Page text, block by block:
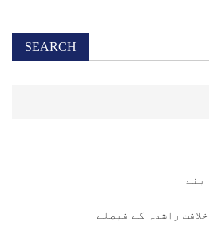
بنے
راشدہ کے فیصلے